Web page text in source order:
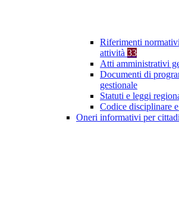
Riferimenti
attività 33
Atti amministrativi
Documenti di
gestionale
Statuti e leggi
Codice disciplinare
Oneri informativi per